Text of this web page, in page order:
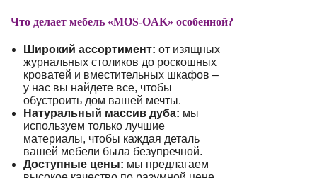
Что делает мебель «MOS-OAK» особенной?
Широкий ассортимент: от изящных
журнальных столиков до роскошных
кроватей и вместительных шкафов –
у нас вы найдете все, чтобы
обустроить дом вашей мечты.
Натуральный массив дуба: мы
используем только лучшие
материалы, чтобы каждая деталь
вашей мебели была безупречной.
Доступные цены: мы предлагаем